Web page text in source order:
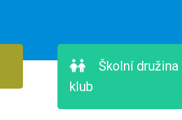
Školní
klub